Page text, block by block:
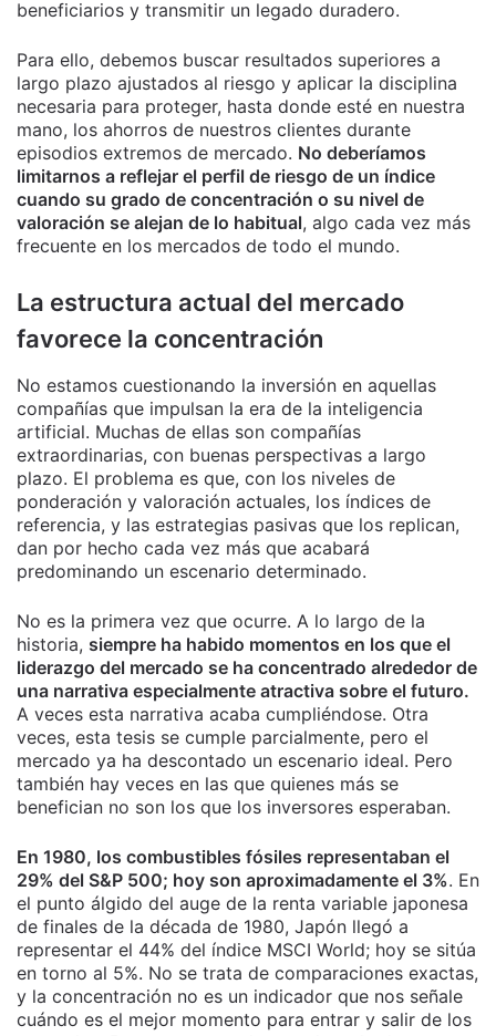
beneficiarios y transmitir un legado duradero.
Para ello, debemos buscar resultados superiores a
largo plazo ajustados al riesgo y aplicar la disciplina
necesaria para proteger, hasta donde esté en nuestra
mano, los ahorros de nuestros clientes durante
episodios extremos de mercado. No deberíamos
limitarnos a reflejar el perfil de riesgo de un índice
cuando su grado de concentración o su nivel de
valoración se alejan de lo habitual, algo cada vez más
frecuente en los mercados de todo el mundo.
La estructura actual del mercado
favorece la concentración
No estamos cuestionando la inversión en aquellas
compañías que impulsan la era de la inteligencia
artificial. Muchas de ellas son compañías
extraordinarias, con buenas perspectivas a largo
plazo. El problema es que, con los niveles de
ponderación y valoración actuales, los índices de
referencia, y las estrategias pasivas que los replican,
dan por hecho cada vez más que acabará
predominando un escenario determinado.
No es la primera vez que ocurre. A lo largo de la
historia, siempre ha habido momentos en los que el
liderazgo del mercado se ha concentrado alrededor de
una narrativa especialmente atractiva sobre el futuro.
A veces esta narrativa acaba cumpliéndose. Otra
veces, esta tesis se cumple parcialmente, pero el
mercado ya ha descontado un escenario ideal. Pero
también hay veces en las que quienes más se
benefician no son los que los inversores esperaban.
En 1980, los combustibles fósiles representaban el
29% del S&P 500; hoy son aproximadamente el 3%. En
el punto álgido del auge de la renta variable japonesa
de finales de la década de 1980, Japón llegó a
representar el 44% del índice MSCI World; hoy se sitúa
en torno al 5%. No se trata de comparaciones exactas,
y la concentración no es un indicador que nos señale
cuándo es el mejor momento para entrar y salir de los